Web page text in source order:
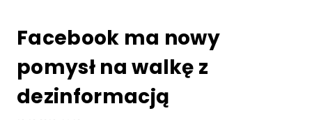
Facebook ma nowy
pomysł na walkę z
dezinformacją